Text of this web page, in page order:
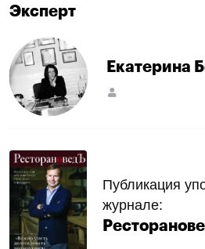
Эксперт
Екатерина
Публикация
журнале: